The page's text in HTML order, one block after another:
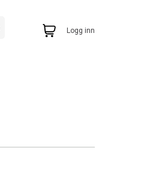
Logg inn